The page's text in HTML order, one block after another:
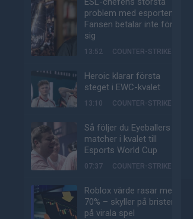
problem med esporten:
Fansen betalar inte för
sig
13:52 COUNTER-STRIKE
Heroic klarar första
steget i EWC-kvalet
13:10 COUNTER-STRIKE
Så följer du Eyeballers
matcher i kvalet till
Esports World Cup
07:37 COUNTER-STRIKE
Roblox värde rasar med
70% – skyller på bristen
på virala spel